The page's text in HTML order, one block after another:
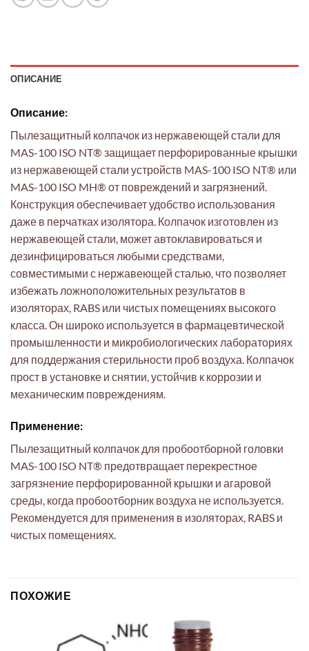
ОПИСАНИЕ
Описание:
Пылезащитный колпачок из нержавеющей стали для
MAS-100 ISO NT® защищает перфорированные крышки
из нержавеющей стали устройств MAS-100 ISO NT® или
MAS-100 ISO MH® от повреждений и загрязнений.
Конструкция обеспечивает удобство использования
даже в перчатках изолятора. Колпачок изготовлен из
нержавеющей стали, может автоклавироваться и
дезинфицироваться любыми средствами,
совместимыми с нержавеющей сталью, что позволяет
избежать ложноположительных результатов в
изоляторах, RABS или чистых помещениях высокого
класса. Он широко используется в фармацевтической
промышленности и микробиологических лабораториях
для поддержания стерильности проб воздуха. Колпачок
прост в установке и снятии, устойчив к коррозии и
механическим повреждениям.
Применение:
Пылезащитный колпачок для пробоотборной головки
MAS-100 ISO NT® предотвращает перекрестное
загрязнение перфорированной крышки и агаровой
среды, когда пробоотборник воздуха не используется.
Рекомендуется для применения в изоляторах, RABS и
чистых помещениях.
ПОХОЖИЕ